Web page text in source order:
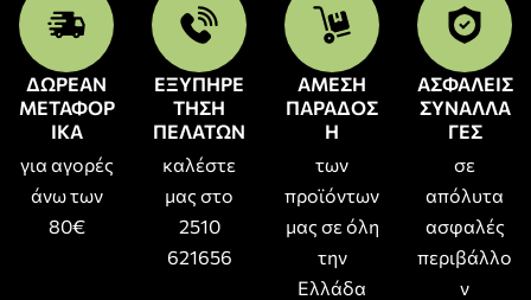
ΔΩΡΕΑΝ
ΜΕΤΑΦΟΡ
ΙΚΑ
για αγορές
άνω των
80€
ΕΞΥΠΗΡΕ
ΤΗΣΗ
ΠΕΛΑΤΩΝ
καλέστε
μας στο
2510
621656
ΑΜΕΣΗ
ΠΑΡΑΔΟΣ
Η
των
προϊόντων
μας σε όλη
την
Ελλάδα
ΑΣΦΑΛΕΙΣ
ΣΥΝΑΛΛΑ
ΓΕΣ
σε
απόλυτα
ασφαλές
περιβάλλο
ν